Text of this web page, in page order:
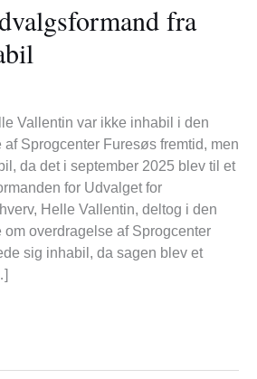
fra
Vallentin var ikke inhabil i den
Sprogcenter Furesøs fremtid, men
da det i september 2025 blev til et
for Udvalget for
Helle Vallentin, deltog i den
overdragelse af Sprogcenter
sig inhabil, da sagen blev et